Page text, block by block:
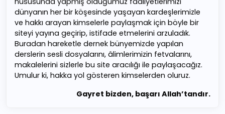
dünyanın her bir köşesinde yaşayan kardeşlerimizle
ve hakkı arayan kimselerle paylaşmak için böyle bir
siteyi yayına geçirip, istifade etmelerini arzuladık.
Buradan hareketle dernek bünyemizde yapılan
derslerin sesli dosyalarını, âlimlerimizin fetvalarını,
makalelerini sizlerle bu site aracılığı ile paylaşacağız.
Umulur ki, hakka yol gösteren kimselerden oluruz.
Gayret bizden, başarı Allah’tandır.